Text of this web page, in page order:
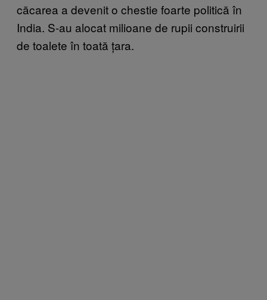
căcarea a devenit o chestie foarte politică în
India. S-au alocat milioane de rupii construirii
de toalete în toată țara.